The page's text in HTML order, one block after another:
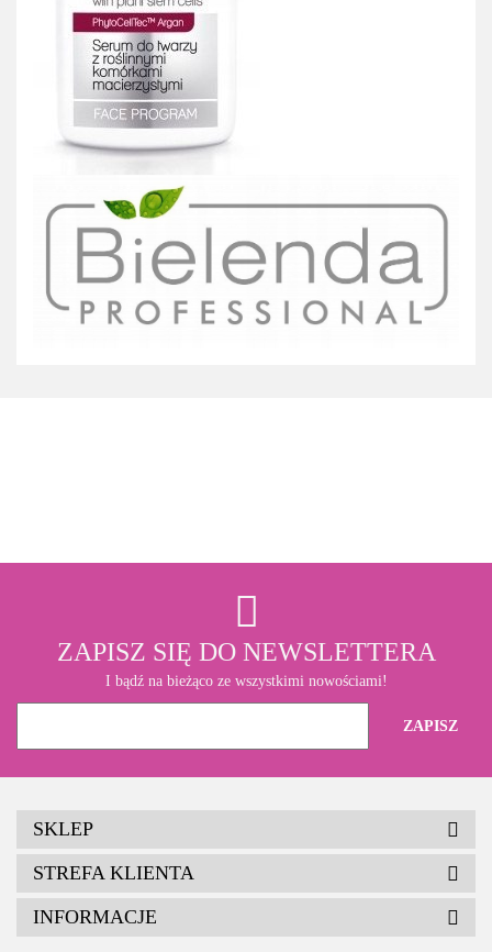
ZAPISZ SIĘ DO NEWSLETTERA
I bądź na bieżąco ze wszystkimi nowościami!
SKLEP
STREFA KLIENTA
INFORMACJE